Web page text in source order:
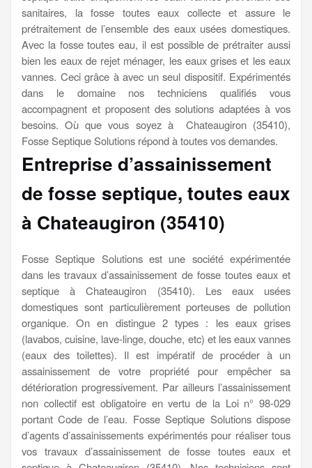
sanitaires, la fosse toutes eaux collecte et assure le
prétraitement de l’ensemble des eaux usées domestiques.
Avec la fosse toutes eau, il est possible de prétraiter aussi
bien les eaux de rejet ménager, les eaux grises et les eaux
vannes. Ceci grâce à avec un seul dispositif. Expérimentés
dans le domaine nos techniciens qualifiés vous
accompagnent et proposent des solutions adaptées à vos
besoins. Où que vous soyez à Chateaugiron (35410),
Fosse Septique Solutions répond à toutes vos demandes.
Entreprise d’assainissement
de fosse septique, toutes eaux
à Chateaugiron (35410)
Fosse Septique Solutions est une société expérimentée
dans les travaux d’assainissement de fosse toutes eaux et
septique à Chateaugiron (35410). Les eaux usées
domestiques sont particulièrement porteuses de pollution
organique. On en distingue 2 types : les eaux grises
(lavabos, cuisine, lave-linge, douche, etc) et les eaux vannes
(eaux des toilettes). Il est impératif de procéder à un
assainissement de votre propriété pour empêcher sa
détérioration progressivement. Par ailleurs l’assainissement
non collectif est obligatoire en vertu de la Loi n° 98-029
portant Code de l’eau. Fosse Septique Solutions dispose
d’agents d’assainissements expérimentés pour réaliser tous
vos travaux d’assainissement de fosse toutes eaux et